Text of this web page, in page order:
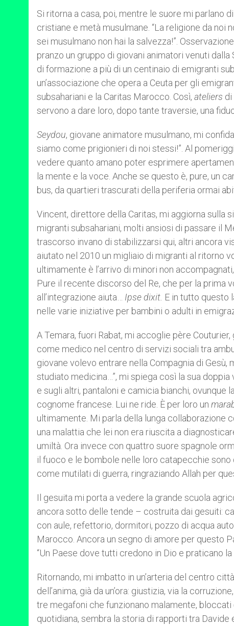
Si ritorna a casa, poi, mentre le suore mi parlano
cristiane e metà musulmane. “La religione da noi
sei musulmano non hai la salvezza!”.
pranzo un gruppo di giovani animatori venuti
di formazione a più di un centinaio di emigranti
un’associazione che opera a Ceuta per gli
subsahariani e la Caritas Marocco. Così, ateliers di
servono a dare loro, dopo tante traversie, una
Seydou, giovane animatore musulmano, mi
siamo come prigionieri di noi stessi!”. Al
vedere quanto amano poter esprimere
la mente e la voce. Anche se questo è, pure, un
bus, da quartieri trascurati della periferia ormai
Vincent, direttore della Caritas, mi aggiorna sulla
migranti subsahariani, molti ansiosi di passare il
trascorso invano di stabilizzarsi qui, altri ancora
aiutato nel 2010 un migliaio di migranti al ritorno
ultimamente è l’arrivo di minori non
Pure il recente discorso del Re, che per la
all’integrazione aiuta… Ipse dixit. E in tutto questo
nelle varie iniziative per bambini o adulti in
A Temara, fuori Rabat, mi accoglie père
come medico nel centro di servizi sociali tra
giovane volevo entrare nella Compagnia di
studiato medicina…”, mi spiega così la sua
e sugli altri, pantaloni e camicia bianchi, ovunque
cognome francese. Lui ne ride. È per loro un
ultimamente. Mi parla della lunga collaborazione
una malattia che lei non era riuscita a
umiltà. Ora invece con quattro suore spagnole
il fuoco e le bombole nelle loro catapecchie
come mutilati di guerra, ringraziando Allah per
Il gesuita mi porta a vedere la grande scuola
ancora sotto delle tende – costruita dai gesuiti:
con aule, refettorio, dormitori, pozzo di acqua
Marocco. Ancora un segno di amore per questo
“Un Paese dove tutti credono in Dio e praticano
Ritornando, mi imbatto in un’arteria del centro
dell’anima, già da un’ora: giustizia, via la
tre megafoni che funzionano malamente,
quotidiana, sembra la storia di rapporti tra Davide